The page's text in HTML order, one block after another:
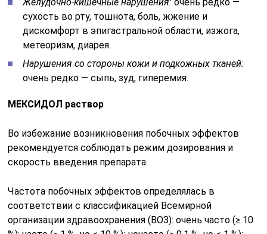
сухость во рту, тошнота, боль, жжение и
дискомфорт в эпигастральной области, изжога,
метеоризм, диарея.
Нарушения со стороны кожи и подкожных тканей:
очень редко — сыпь, зуд, гиперемия.
МЕКСИДОЛ раствор
Во избежание возникновения побочных эффектов
рекомендуется соблюдать режим дозирования и
скорость введения препарата.
Частота побочных эффектов определялась в
соответствии с классификацией Всемирной
организации здравоохранения (ВОЗ): очень часто (≥ 10